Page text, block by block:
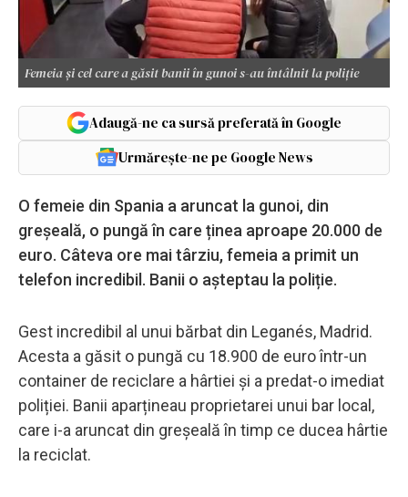
Femeia și cel care a găsit banii în gunoi s-au întâlnit la poliție
Adaugă-ne ca sursă preferată în Google
Urmărește-ne pe Google News
O femeie din Spania a aruncat la gunoi, din
greșeală, o pungă în care ținea aproape 20.000 de
euro. Câteva ore mai târziu, femeia a primit un
telefon incredibil. Banii o așteptau la poliție.
Gest incredibil al unui bărbat din Leganés, Madrid.
Acesta a găsit o pungă cu 18.900 de euro într-un
container de reciclare a hârtiei și a predat-o imediat
poliției. Banii aparțineau proprietarei unui bar local,
care i-a aruncat din greșeală în timp ce ducea hârtie
la reciclat.